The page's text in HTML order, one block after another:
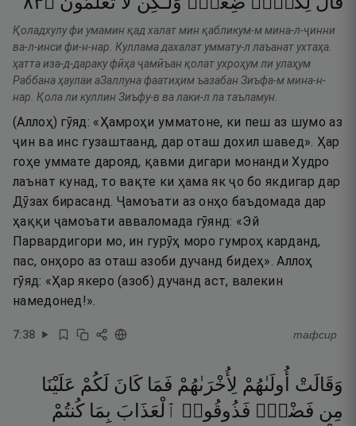
Қоладхулу фи умамин қад халат мин қабликум-м мина-л-ҷинни
ва-л-инси фи-н-нар. Куллама дахалат уммату-л лаъанат ухтаҳа.
ҳатта иза-д-дараку фӣҳа ҷамӣъан қолат ухроҳум ли улаҳум
Раббана ҳаулаи аЗаллуна фаатиҳим ъазабан Зиъфа-м мина-н-
нар. Қола ли куллин Зиъфу-в ва лаки-л ла таъламун.
(Аллоҳ) гӯяд: «Ҳамроҳи умматоне, ки пеш аз шумо аз
ҷин ва инс гузаштаанд, дар оташ дохил шавед». Ҳар
гоҳе уммате дарояд, қавми дигари монанди Худро
лаънат кунад, то вақте ки ҳама як ҷо бо якдигар дар
Дӯзах бирасанд. Ҷамоъати аз онҳо баъдомада дар
ҳаққи ҷамоъати авваломада гӯянд: «Эй
Парвардигори мо, ин гурӯҳ моро гумроҳ карданд,
пас, онҳоро аз оташ азоби дучанд бидеҳ». Аллоҳ
гӯяд: «Ҳар якеро (азоб) дучанд аст, валекин
намедонед!».
7:38 тафсир
وَقَالَتْ أُولَىٰهُمْ لِأُخْرَىٰهُمْ فَمَا كَانَ لَكُمْ عَلَيْنَا
مِن فَضْلٍۢ فَذُوقُوا۟ ٱلْعَذَابَ بِمَا كُنتُمْ